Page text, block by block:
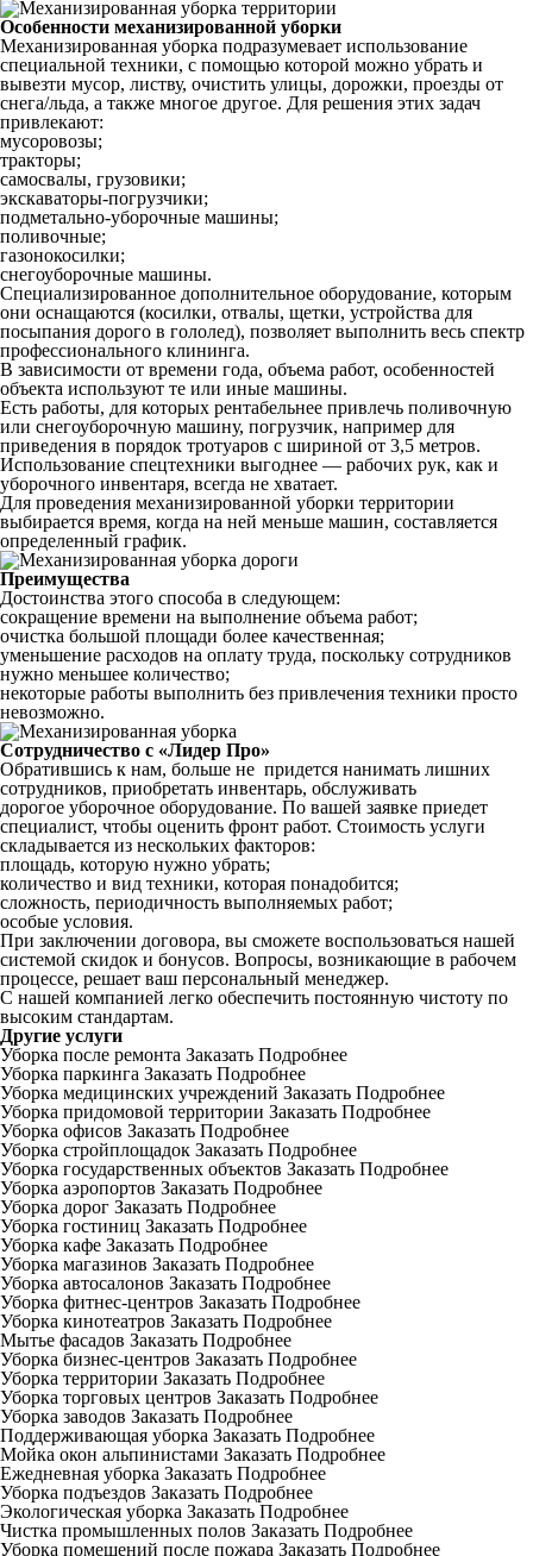
Особенности механизированной уборки
Механизированная уборка подразумевает использование
специальной техники, с помощью которой можно убрать и
вывезти мусор, листву, очистить улицы, дорожки, проезды от
снега/льда, а также многое другое. Для решения этих задач
привлекают:
мусоровозы;
тракторы;
самосвалы, грузовики;
экскаваторы-погрузчики;
подметально-уборочные машины;
поливочные;
газонокосилки;
снегоуборочные машины.
Специализированное дополнительное оборудование, которым
они оснащаются (косилки, отвалы, щетки, устройства для
посыпания дорого в гололед), позволяет выполнить весь спектр
профессионального клининга.
В зависимости от времени года, объема работ, особенностей
объекта используют те или иные машины.
Есть работы, для которых рентабельнее привлечь поливочную
или снегоуборочную машину, погрузчик, например для
приведения в порядок тротуаров с шириной от 3,5 метров.
Использование спецтехники выгоднее — рабочих рук, как и
уборочного инвентаря, всегда не хватает.
Для проведения механизированной уборки территории
выбирается время, когда на ней меньше машин, составляется
определенный график.
Преимущества
Достоинства этого способа в следующем:
сокращение времени на выполнение объема работ;
очистка большой площади более качественная;
уменьшение расходов на оплату труда, поскольку сотрудников
нужно меньшее количество;
некоторые работы выполнить без привлечения техники просто
невозможно.
Сотрудничество с «Лидер Про»
Обратившись к нам, больше не придется нанимать лишних
сотрудников, приобретать инвентарь, обслуживать
дорогое уборочное оборудование. По вашей заявке приедет
специалист, чтобы оценить фронт работ. Стоимость услуги
складывается из нескольких факторов:
площадь, которую нужно убрать;
количество и вид техники, которая понадобится;
сложность, периодичность выполняемых работ;
особые условия.
При заключении договора, вы сможете воспользоваться нашей
системой скидок и бонусов. Вопросы, возникающие в рабочем
процессе, решает ваш персональный менеджер.
С нашей компанией легко обеспечить постоянную чистоту по
высоким стандартам.
Другие услуги
Уборка после ремонта Заказать Подробнее
Уборка паркинга Заказать Подробнее
Уборка медицинских учреждений Заказать Подробнее
Уборка придомовой территории Заказать Подробнее
Уборка офисов Заказать Подробнее
Уборка стройплощадок Заказать Подробнее
Уборка государственных объектов Заказать Подробнее
Уборка аэропортов Заказать Подробнее
Уборка дорог Заказать Подробнее
Уборка гостиниц Заказать Подробнее
Уборка кафе Заказать Подробнее
Уборка магазинов Заказать Подробнее
Уборка автосалонов Заказать Подробнее
Уборка фитнес-центров Заказать Подробнее
Уборка кинотеатров Заказать Подробнее
Мытье фасадов Заказать Подробнее
Уборка бизнес-центров Заказать Подробнее
Уборка территории Заказать Подробнее
Уборка торговых центров Заказать Подробнее
Уборка заводов Заказать Подробнее
Поддерживающая уборка Заказать Подробнее
Мойка окон альпинистами Заказать Подробнее
Ежедневная уборка Заказать Подробнее
Уборка подъездов Заказать Подробнее
Экологическая уборка Заказать Подробнее
Чистка промышленных полов Заказать Подробнее
Уборка помещений после пожара Заказать Подробнее